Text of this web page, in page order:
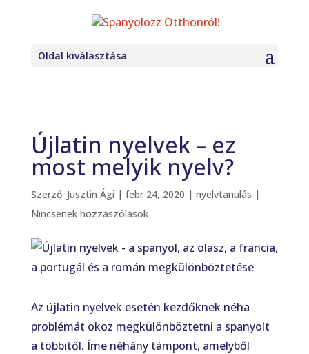
Oldal kiválasztása
Újlatin nyelvek – ez
most melyik nyelv?
Szerző: Jusztin Ági | febr 24, 2020 | nyelvtanulás |
Nincsenek hozzászólások
Az újlatin nyelvek esetén kezdőknek néha
problémát okoz megkülönböztetni a spanyolt
a többitől. Íme néhány támpont, amelyből